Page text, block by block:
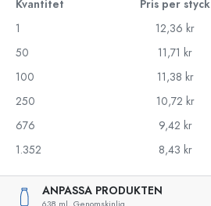
Kvantitet Pris per styck
1
12,36 kr
50
11,71 kr
100
11,38 kr
250
10,72 kr
676
9,42 kr
1.352
8,43 kr
ANPASSA PRODUKTEN
638 ml, Genomskinlig